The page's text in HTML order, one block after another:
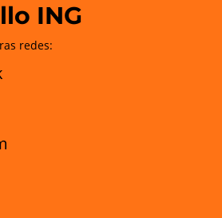
ING
redes: